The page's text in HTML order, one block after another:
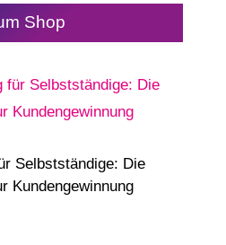
Shop
Selbstständige: Die
Kundengewinnung